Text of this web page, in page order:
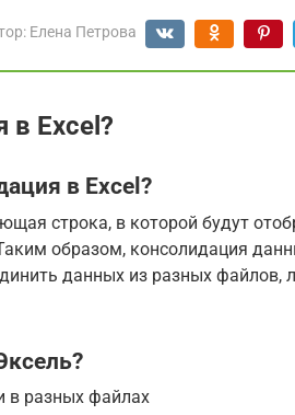
Елена Петрова
в Excel?
в Excel?
строка, в которой будут
образом, консолидация
данных из разных файлов,
в разных файлах